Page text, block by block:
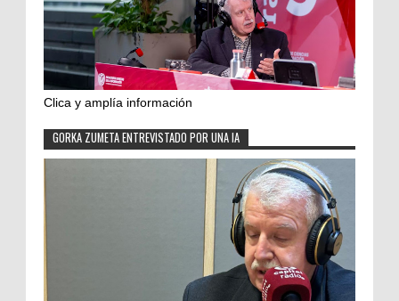
Clica y amplía información
GORKA ZUMETA ENTREVISTADO POR UNA IA